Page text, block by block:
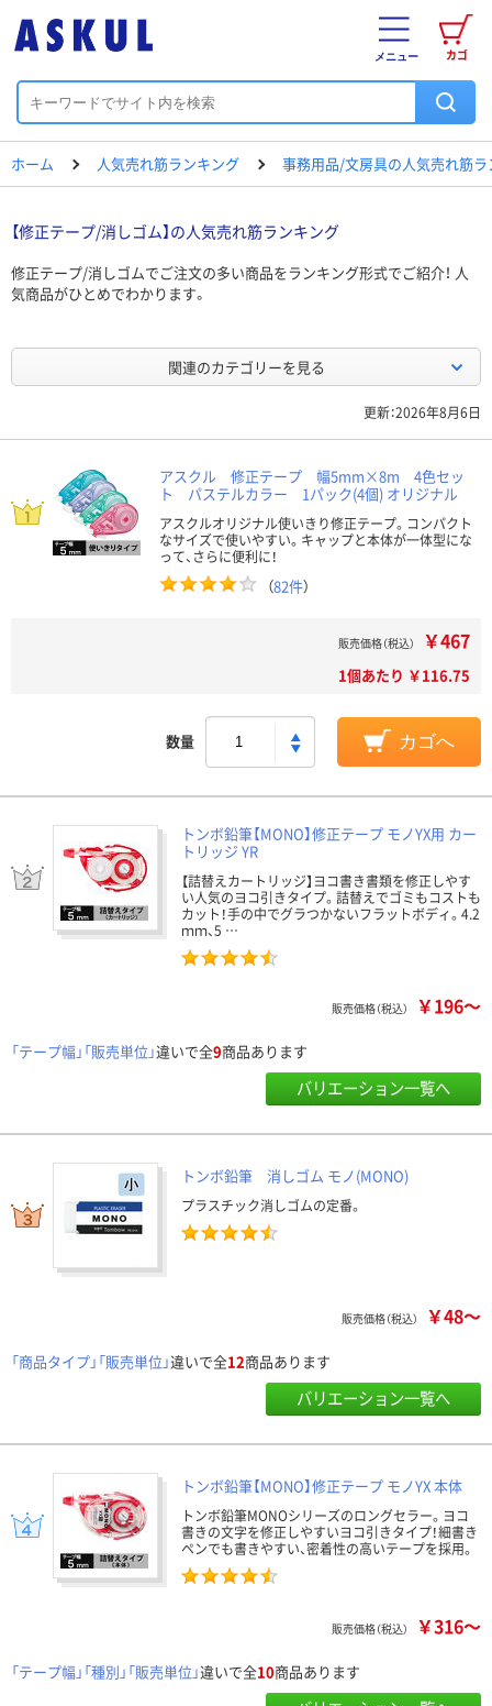
カゴ
メニュー
ホーム 人気売れ筋ランキング 事務用品/文房具の人気売れ筋ラ
【修正テープ/消しゴム】の人気売れ筋ランキング
修正テープ/消しゴムでご注文の多い商品をランキング形式でご紹介！ 人
気商品がひとめでわかります。
関連のカテゴリーを見る
更新：2026年8月6日
アスクル 修正テープ 幅5mm×8m 4色セッ
ト パステルカラー 1パック(4個) オリジナル
アスクルオリジナル使いきり修正テープ。コンパクト
なサイズで使いやすい。キャップと本体が一体型にな
って、さらに便利に！
（82件）
販売価格（税込） ￥467
1個あたり ￥116.75
数量 カゴへ
トンボ鉛筆【MONO】修正テープ モノYX用 カー
トリッジ YR
【詰替えカートリッジ】ヨコ書き書類を修正しやす
い人気のヨコ引きタイプ。詰替えでゴミもコストも
カット！手の中でグラつかないフラットボディ。4.2
ｍｍ、5 …
販売価格（税込） ￥196～
「テープ幅」「販売単位」違いで全9商品あります
バリエーション一覧へ
トンボ鉛筆 消しゴム モノ(MONO)
プラスチック消しゴムの定番。
販売価格（税込） ￥48～
「商品タイプ」「販売単位」違いで全12商品あります
バリエーション一覧へ
トンボ鉛筆【MONO】修正テープ モノYX 本体
トンボ鉛筆MONOシリーズのロングセラー。ヨコ
書きの文字を修正しやすいヨコ引きタイプ！細書き
ペンでも書きやすい、密着性の高いテープを採用。
販売価格（税込） ￥316～
「テープ幅」「種別」「販売単位」違いで全10商品あります